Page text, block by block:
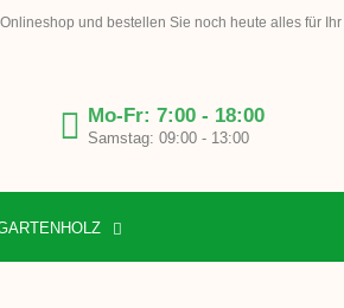
und bestellen Sie noch heute alles für
Mo-Fr: 7:00 - 18:00
Samstag: 09:00 - 13:00